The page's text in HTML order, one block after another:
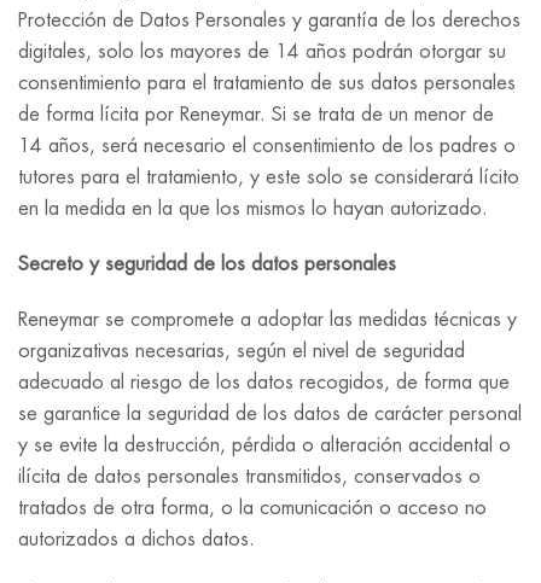
Protección de Datos Personales y garantía de los derechos
digitales, solo los mayores de 14 años podrán otorgar su
consentimiento para el tratamiento de sus datos personales
de forma lícita por Reneymar. Si se trata de un menor de
14 años, será necesario el consentimiento de los padres o
tutores para el tratamiento, y este solo se considerará lícito
en la medida en la que los mismos lo hayan autorizado.
Secreto y seguridad de los datos personales
Reneymar se compromete a adoptar las medidas técnicas y
organizativas necesarias, según el nivel de seguridad
adecuado al riesgo de los datos recogidos, de forma que
se garantice la seguridad de los datos de carácter personal
y se evite la destrucción, pérdida o alteración accidental o
ilícita de datos personales transmitidos, conservados o
tratados de otra forma, o la comunicación o acceso no
autorizados a dichos datos.